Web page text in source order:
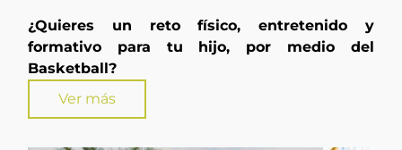
¿Quieres un reto físico, entretenido y
formativo para tu hijo, por medio del
Basketball?
Ver más